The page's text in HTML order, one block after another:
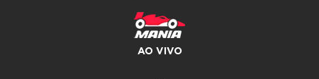
AO VIVO